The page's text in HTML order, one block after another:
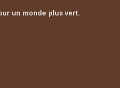
un monde plus vert.